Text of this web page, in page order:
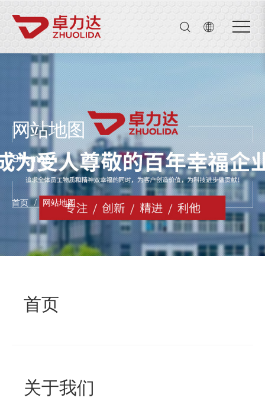
公司名
首页
5
Open submenu (关于我们)
关于我们
Open submenu (产品中心)
产品中心
Open submenu (新闻动态)
新闻动态
联系我们
网站地图
Sitemap
首页 / 网站地图
首页
关于我们